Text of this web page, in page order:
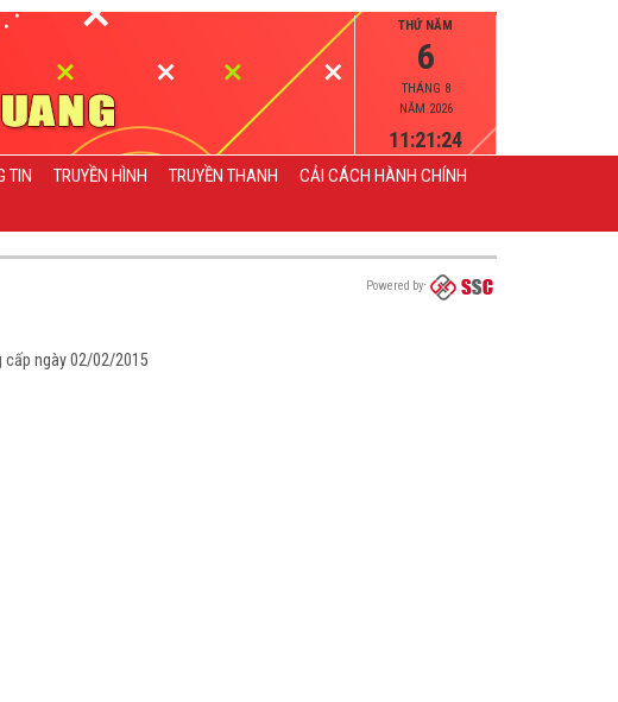
THỨ NĂM
6
THÁNG 8
NĂM 2026
11:21:24
TIN TRUYỀN HÌNH TRUYỀN THANH
CẢI CÁCH HÀNH CHÍNH
Powered by
cấp ngày 02/02/2015